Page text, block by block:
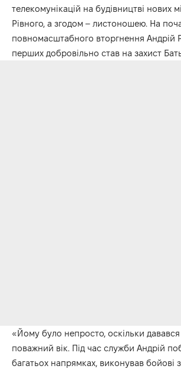
телекомунікацій на будівництві нових
Рівного, а згодом – листоношею. На
повномасштабного вторгнення Андрій
перших добровільно став на захист
«Йому було непросто, оскільки
поважний вік. Під час служби Андрій
багатьох напрямках, виконував бойові